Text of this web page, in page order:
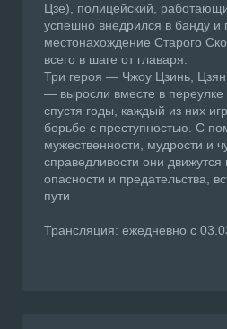
Цзе), полицейский,
успешно внедрился в банду и
местонахождение Старого
всего в шаге от главаря.
Три героя — Чжоу Цзинь,
— выросли вместе в
спустя годы, каждый из них
борьбе с преступностью. С
мужественности, мудрости и
справедливости они
опасности и предательства,
пути.
Трансляция: ежедневно с